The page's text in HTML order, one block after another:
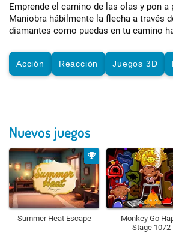
Emprende el camino de las olas y pon
Maniobra hábilmente la flecha a través
diamantes como puedas en tu camino
Acción Reacción Juegos 3D
Nuevos juegos
Summer Heat Escape
Monkey Go
Stage 1072